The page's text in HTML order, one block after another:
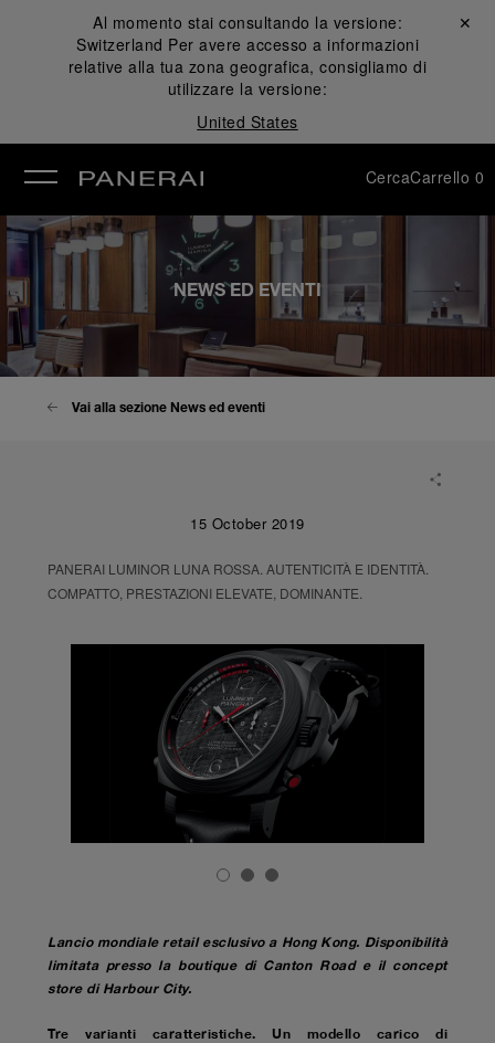
Al momento stai consultando la versione:
Switzerland Per avere accesso a informazioni
relative alla tua zona geografica, consigliamo di
utilizzare la versione:
United States
Chiudi ✕
CercaCarrello 0
NEWS ED EVENTI
Vai alla sezione News ed eventi
15 October 2019
PANERAI LUMINOR LUNA ROSSA. AUTENTICITÀ E IDENTITÀ.
COMPATTO, PRESTAZIONI ELEVATE, DOMINANTE.
Lancio mondiale retail esclusivo a Hong Kong. Disponibilità
limitata presso la boutique di Canton Road e il concept
store di Harbour City.
Tre varianti caratteristiche. Un modello carico di